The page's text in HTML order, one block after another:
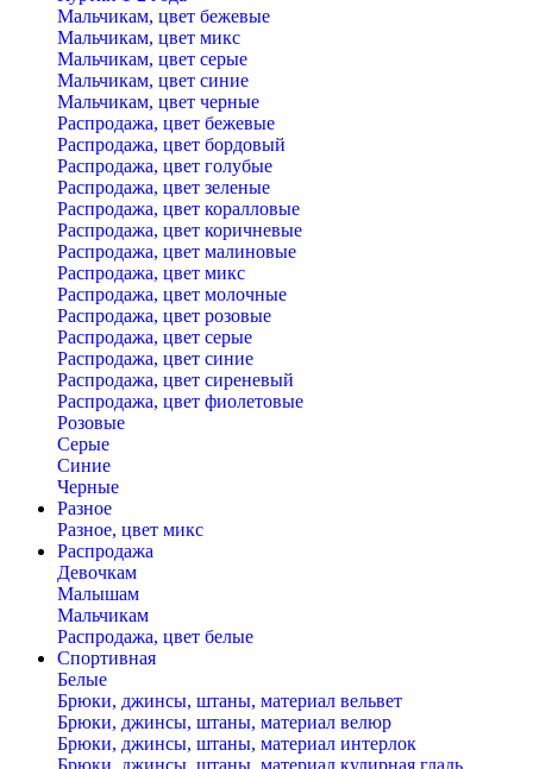
Мальчикам, цвет бежевые
Мальчикам, цвет микс
Мальчикам, цвет серые
Мальчикам, цвет синие
Мальчикам, цвет черные
Распродажа, цвет бежевые
Распродажа, цвет бордовый
Распродажа, цвет голубые
Распродажа, цвет зеленые
Распродажа, цвет коралловые
Распродажа, цвет коричневые
Распродажа, цвет малиновые
Распродажа, цвет микс
Распродажа, цвет молочные
Распродажа, цвет розовые
Распродажа, цвет серые
Распродажа, цвет синие
Распродажа, цвет сиреневый
Распродажа, цвет фиолетовые
Розовые
Серые
Синие
Черные
Разное
Разное, цвет микс
Распродажа
Девочкам
Малышам
Мальчикам
Распродажа, цвет белые
Спортивная
Белые
Брюки, джинсы, штаны, материал вельвет
Брюки, джинсы, штаны, материал велюр
Брюки, джинсы, штаны, материал интерлок
Брюки, джинсы, штаны, материал кулирная гладь